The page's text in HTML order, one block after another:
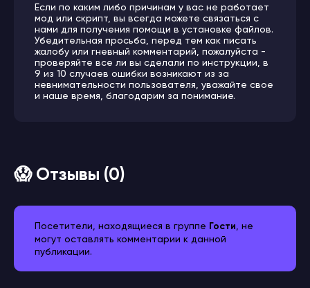
Если по каким либо причинам у вас не работает
мод или скрипт, вы всегда можете связаться с
нами для получения помощи в установке файлов.
Убедительная просьба, перед тем как писать
жалобу или гневный комментарий, пожалуйста -
проверяйте все ли вы сделали по инструкции, в
9 из 10 случаев ошибки возникают из за
невнимательности пользователя, уважайте свое
и наше время, благодарим за понимание.
😱 Отзывы (0)
Посетители, находящиеся в группе Гости , не
могут оставлять комментарии к данной
публикации.